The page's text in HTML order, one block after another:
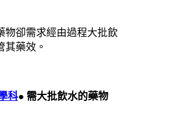
卻需求經由過程大批飲
藥效。
科● 需大批飲水的藥物